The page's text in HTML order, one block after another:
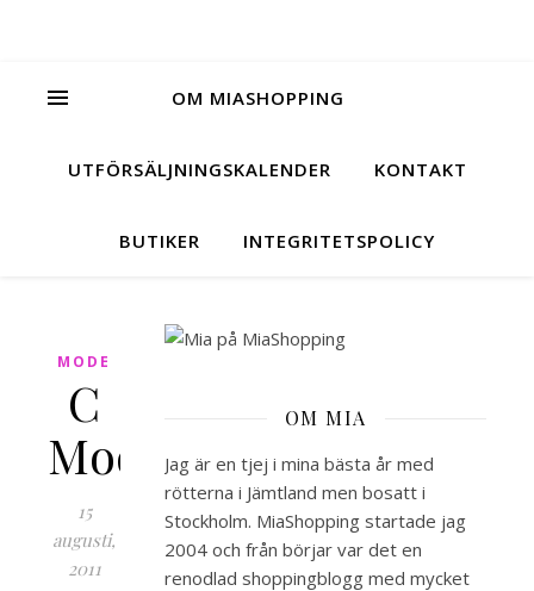
OM MIASHOPPING
UTFÖRSÄLJNINGSKALENDER KONTAKT
BUTIKER INTEGRITETSPOLICY
MODE
C
Mode
15
augusti,
2011
OM MIA
Jag är en tjej i mina bästa år med
rötterna i Jämtland men bosatt i
Stockholm. MiaShopping startade jag
2004 och från börjar var det en
renodlad shoppingblogg med mycket